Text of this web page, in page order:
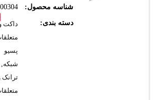
شناسه محصول:
دسته بندی:
داکت
پسیو
شبکه,
ترانک